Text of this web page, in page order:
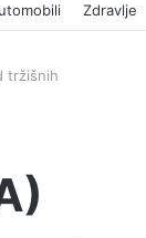
Zdravlje
tržišnih